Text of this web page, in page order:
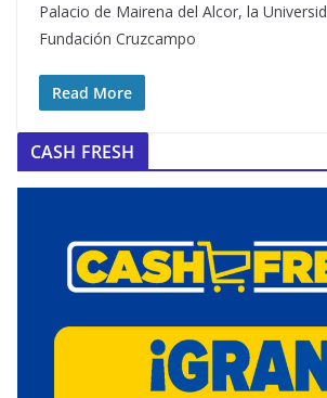
Palacio de Mairena del Alcor, la
Fundación Cruzcampo
Read More
CASH FRESH